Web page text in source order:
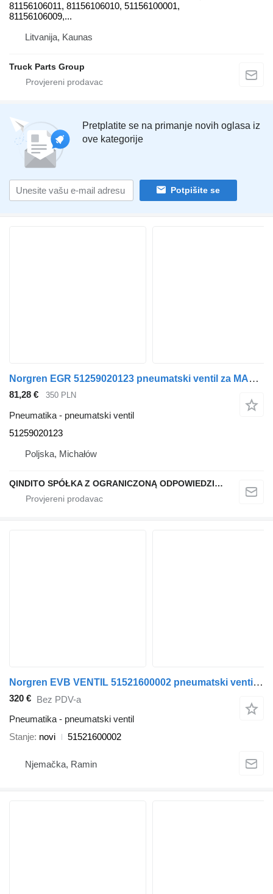
81156106011, 81156106010, 51156100001,
81156106009,...
Litvanija, Kaunas
Truck Parts Group
Pretplatite se na primanje novih oglasa iz
ove kategorije
Potpišite se
Norgren EGR 51259020123 pneumatski ventil za MAN TGS TGX tegljača
81,28 € 350 PLN
Pneumatika - pneumatski ventil
51259020123
Poljska, Michałów
QINDITO SPÓŁKA Z OGRANICZONĄ ODPOWIEDZIALNOŚCIĄ
Norgren EVB VENTIL 51521600002 pneumatski ventil za MAN TGA TGS TGX tegljača
320 € Bez PDV-a
Pneumatika - pneumatski ventil
Stanje novi 51521600002
Njemačka, Ramin